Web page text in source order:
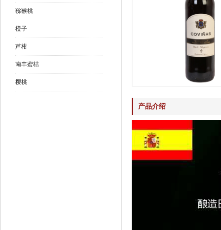
猕猴桃
橙子
芦柑
南丰蜜桔
樱桃
产品介绍